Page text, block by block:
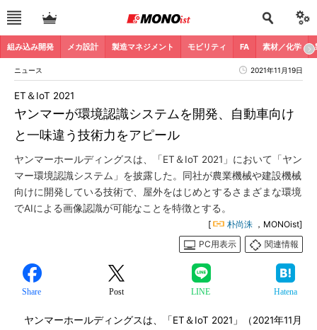
組み込み開発 メカ設計 製造マネジメント モビリティ FA 素材／化学
ニュース 2021年11月19日
ヤンマーが環境認識システムを開発、自動車向け
と一味違う技術力をアピール
ET＆IoT 2021
ヤンマーホールディングスは、「ET＆IoT 2021」において「ヤン
マー環境認識システム」を披露した。同社が農業機械や建設機械
向けに開発している技術で、屋外をはじめとするさまざまな環境
でAIによる画像認識が可能なことを特徴とする。
[ 朴尚洙 ，MONOist]
PC用表示
関連情報
Share Post LINE Hatena
ヤンマーホールディングスは、「ET＆IoT 2021」（2021年11月